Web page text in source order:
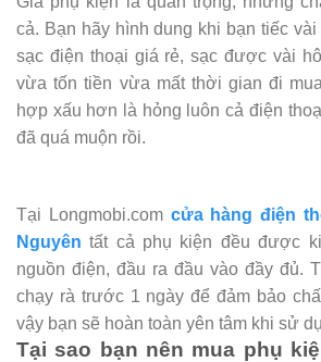
cả. Bạn hãy hình dung khi bạn tiếc
sạc điện thoại giá rẻ, sạc được vài
vừa tốn tiền vừa mất thời gian đi
hợp xấu hơn là hỏng luôn cả điện
đã quá muộn rồi.
Tại Longmobi.com cửa hàng điện
Nguyên tất cả phụ kiện đều được
nguồn điện, đầu ra đầu vào đầy đủ.
chạy rà trước 1 ngày để đảm bảo
vậy bạn sẽ hoàn toàn yên tâm khi sử
Tại sao bạn nên mua phụ